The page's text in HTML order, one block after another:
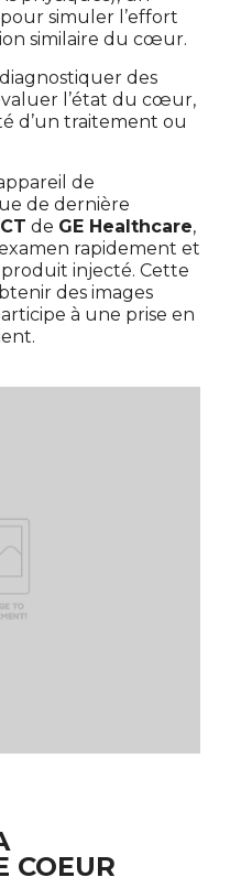
simuler l’effort
similaire du cœur.
des
l’état du cœur,
d’un traitement ou
de
de dernière
de GE Healthcare,
rapidement et
injecté. Cette
des images
à une prise en
COEUR